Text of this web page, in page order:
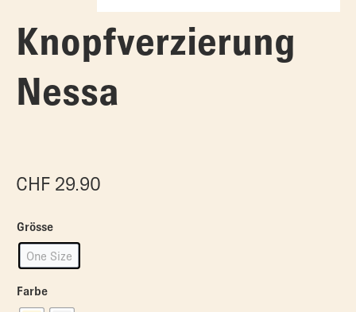
Knopfverzierung
Nessa
CHF 29.90
Grösse
One Size
Farbe